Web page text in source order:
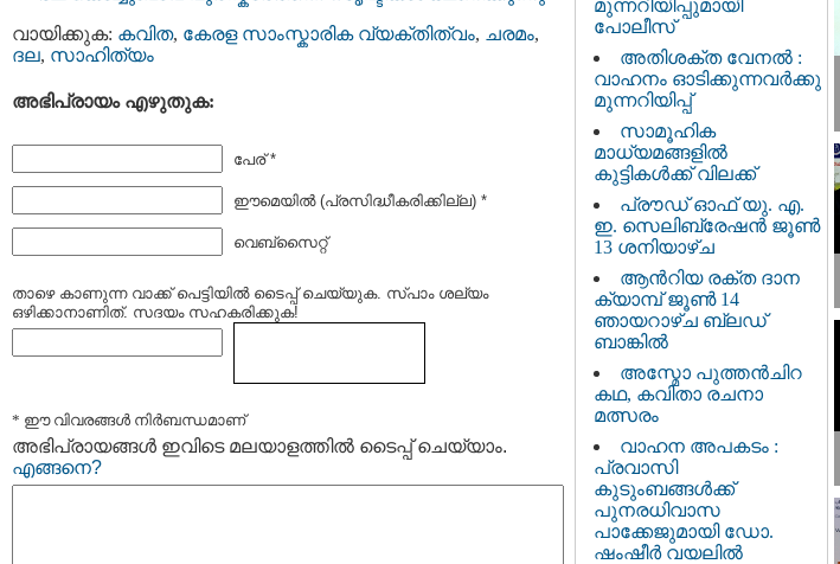
വായിക്കുക: കവിത, കേരള സാംസ്കാരിക വ്യക്തിത്വം, ചരമം,
ദല, സാഹിത്യം
അഭിപ്രായം എഴുതുക:
പേര് *
ഈമെയില്‍ (പ്രസിദ്ധീകരിക്കില്ല) *
വെബ്സൈറ്റ്
താഴെ കാണുന്ന വാക്ക് പെട്ടിയില്‍ ടൈപ്പ്‌ ചെയ്യുക. സ്പാം ശല്യം
ഒഴിക്കാനാണിത്. സദയം സഹകരിക്കുക!
* ഈ വിവരങ്ങള്‍ നിര്‍ബന്ധമാണ്
അഭിപ്രായങ്ങള്‍ ഇവിടെ മലയാളത്തില്‍ ടൈപ്പ് ചെയ്യാം.
എങ്ങനെ?
മുന്നറിയിപ്പുമായി
പോലീസ്
അതിശക്ത വേനൽ :
വാഹനം ഓടിക്കുന്നവർക്കു
മുന്നറിയിപ്പ്
സാമൂഹിക
മാധ്യമങ്ങളിൽ
കുട്ടികൾക്ക് വിലക്ക്
പ്രൗഡ് ഓഫ് യു. എ.
ഇ. സെലിബ്രേഷൻ ജൂൺ
13 ശനിയാഴ്ച
ആൻറിയ രക്ത ദാന
ക്യാമ്പ് ജൂൺ 14
ഞായറാഴ്ച ബ്ലഡ്
ബാങ്കിൽ
അസ്മോ പുത്തൻചിറ
കഥ, കവിതാ രചനാ
മത്സരം
വാഹന അപകടം :
പ്രവാസി
കുടുംബങ്ങൾക്ക്
പുനരധിവാസ
പാക്കേജുമായി ഡോ.
ഷംഷീർ വയലിൽ